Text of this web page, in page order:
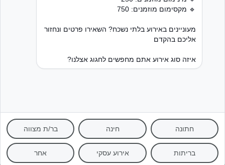
גנרל פייר קניג 39, ירושלים
אנו משתמשים בעוגיות כדי לשפר את חוויית הגלישה שלכם ולנתח שימוש
באתר. באמצעות המשך השימוש באתר, אתם מאשרים שימוש בעוגיות.
מידע נוסף ניתן למצוא במדיניות הפרטיות